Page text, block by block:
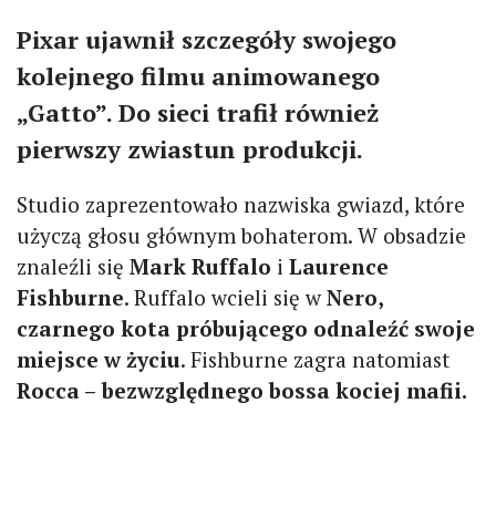
Pixar ujawnił szczegóły swojego
kolejnego filmu animowanego
„Gatto”. Do sieci trafił również
pierwszy zwiastun produkcji.
Studio zaprezentowało nazwiska gwiazd, które
użyczą głosu głównym bohaterom. W obsadzie
znaleźli się Mark Ruffalo i Laurence
Fishburne. Ruffalo wcieli się w Nero,
czarnego kota próbującego odnaleźć swoje
miejsce w życiu. Fishburne zagra natomiast
Rocca – bezwzględnego bossa kociej mafii.